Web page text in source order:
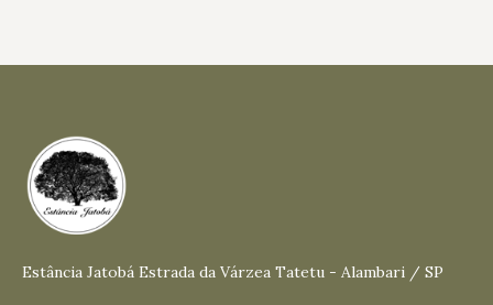
Estância Jatobá Estrada da Várzea Tatetu - Alambari / SP